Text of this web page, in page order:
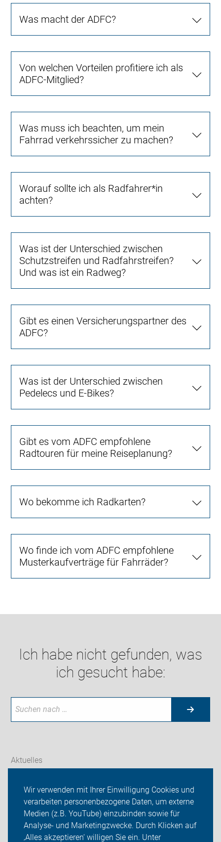
Wir verwenden mit Ihrer Einwilligung Cookies und
verarbeiten personenbezogene Daten, um externe
Medien (z.B. YouTube) einzubinden sowie für
Analyse- und Marketingzwecke. Durch Klicken auf
‚Alles akzeptieren‘ willigen Sie ein. Unter
Was macht der ADFC?
Von welchen Vorteilen profitiere ich als
ADFC-Mitglied?
Was muss ich beachten, um mein
Fahrrad verkehrssicher zu machen?
Worauf sollte ich als Radfahrer*in
achten?
Was ist der Unterschied zwischen
Schutzstreifen und Radfahrstreifen?
Und was ist ein Radweg?
Gibt es einen Versicherungspartner des
ADFC?
Was ist der Unterschied zwischen
Pedelecs und E-Bikes?
Gibt es vom ADFC empfohlene
Radtouren für meine Reiseplanung?
Wo bekomme ich Radkarten?
Wo finde ich vom ADFC empfohlene
Musterkaufverträge für Fahrräder?
Ich habe nicht gefunden, was
ich gesucht habe:
Aktuelles
Unsere Fahrradtouren
Unser Kreisverband